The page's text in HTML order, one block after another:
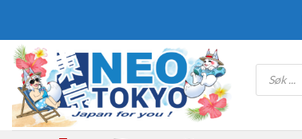
content
Products
search